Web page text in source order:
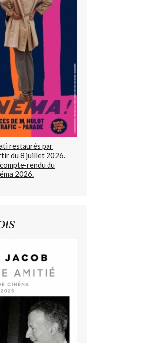
restaurés par
du 8 juillet 2026.
rendu du
2026.